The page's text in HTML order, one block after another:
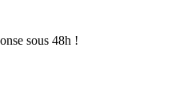
sous 48h !